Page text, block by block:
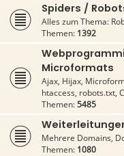
Spiders /
Alles zum Thema:
Themen: 1392
Microformats
Ajax, Hijax,
htaccess, robots.txt,
Themen:5485
Mehrere Domains,
Themen: 1080